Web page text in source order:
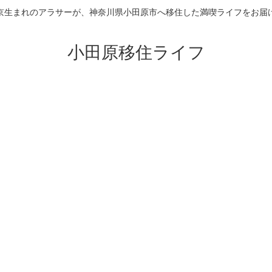
生まれのアラサーが、神奈川県小田原市へ移住した満喫ライフをお届
小田原移住ライフ